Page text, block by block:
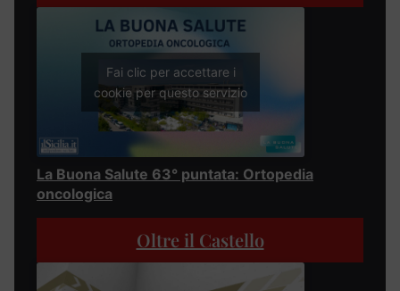
Fai clic per accettare i
cookie per questo servizio
La Buona Salute 63° puntata: Ortopedia
oncologica
Oltre il Castello